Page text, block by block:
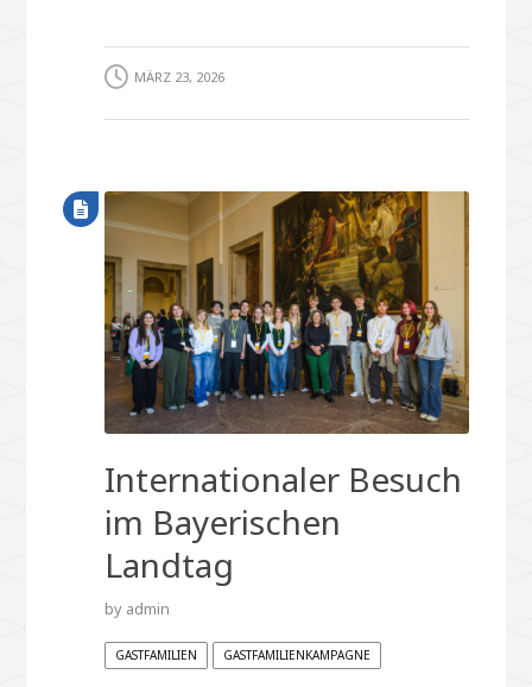
MÄRZ 23, 2026
Internationaler Besuch
im Bayerischen
Landtag
by admin
GASTFAMILIEN GASTFAMILIENKAMPAGNE